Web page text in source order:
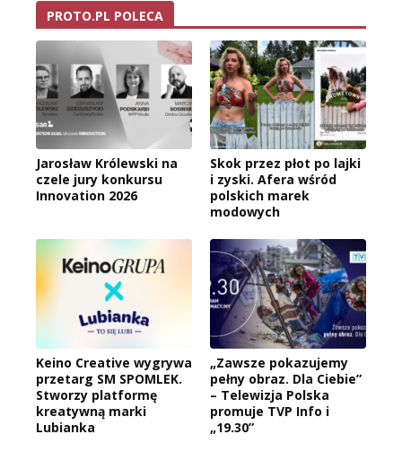
PROTO.PL POLECA
Jarosław Królewski na
czele jury konkursu
Innovation 2026
Skok przez płot po lajki
i zyski. Afera wśród
polskich marek
modowych
Keino Creative wygrywa
przetarg SM SPOMLEK.
Stworzy platformę
kreatywną marki
Lubianka
„Zawsze pokazujemy
pełny obraz. Dla Ciebie”
– Telewizja Polska
promuje TVP Info i
„19.30”